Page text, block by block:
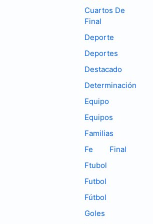
Cuartos De
Final
Deporte
Deportes
Destacado
Determinación
Equipo
Equipos
Familias
Fe
Final
Ftubol
Futbol
Fútbol
Goles